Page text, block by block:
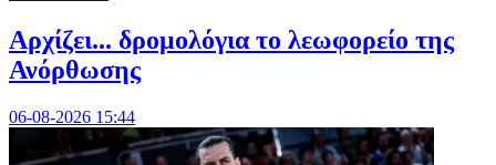
Αρχίζει... δρομολόγια το λεωφορείο της
Ανόρθωσης
06-08-2026 15:44